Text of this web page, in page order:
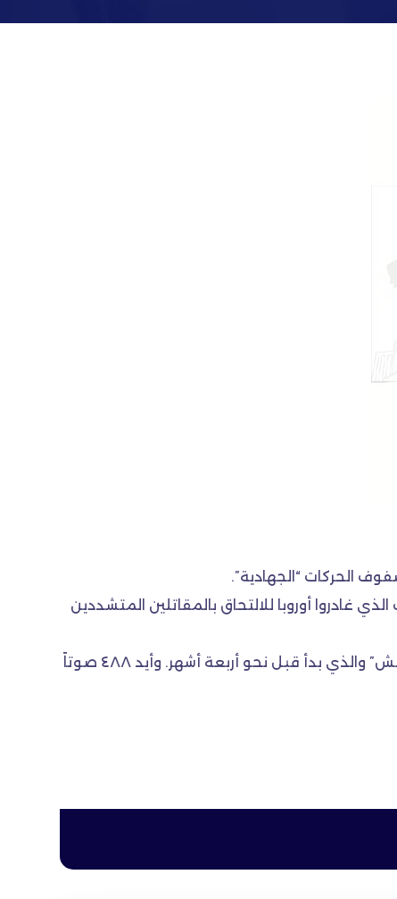
غادروا أوروبا للالتحاق بالمقاتلين المتشددين
في غضون ذلك، صوت البرلمان الفرنسي بغالبية ساحقة، امس، لصالح تمديد تدخل فرنسا العسكري ضد تنظيم “داعش” والذي بدأ قبل نحو أربعة أشهر. وأيد ٤٨٨ صوتاً